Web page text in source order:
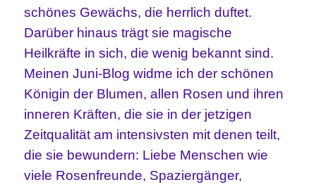
schönes Gewächs, die herrlich duftet.
Darüber hinaus trägt sie magische
Heilkräfte in sich, die wenig bekannt sind.
Meinen Juni-Blog widme ich der schönen
Königin der Blumen, allen Rosen und ihren
inneren Kräften, die sie in der jetzigen
Zeitqualität am intensivsten mit denen teilt,
die sie bewundern: Liebe Menschen wie
viele Rosenfreunde, Spaziergänger,